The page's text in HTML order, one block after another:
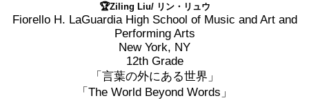
2023 Resipiant
🏆Ziling Liu/ リン・リュウ
Fiorello H. LaGuardia High School of Music and Art and
Performing Arts
New York, NY
12th Grade
「言葉の外にある世界」
「The World Beyond Words」